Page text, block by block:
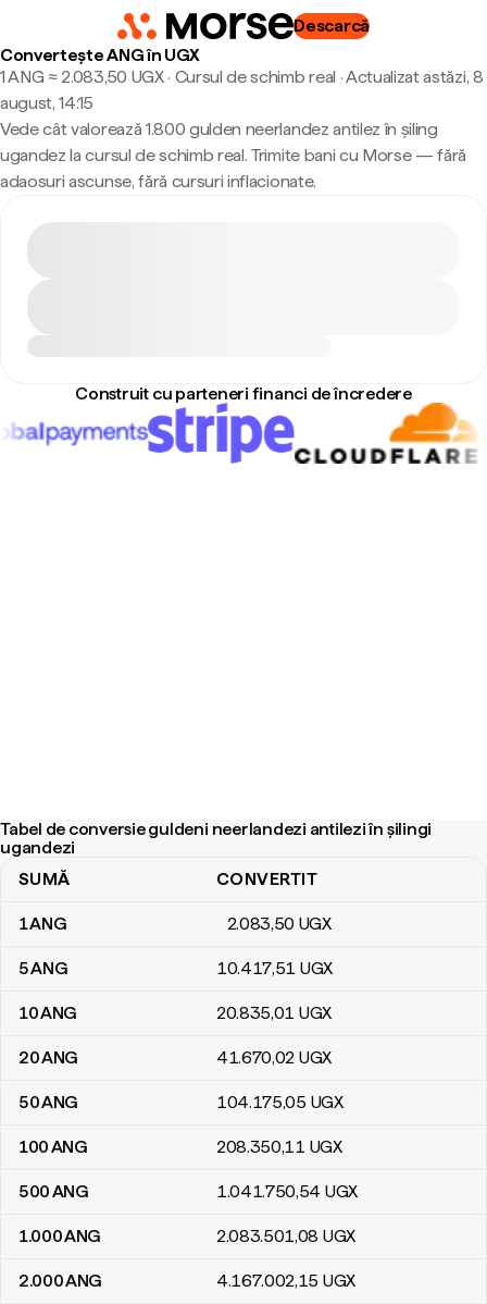
Descarcă
Convertește ANG în UGX
1 ANG ≈ 2.083,50 UGX · Cursul de schimb real ·Actualizat astăzi, 8
august, 14:15
Vede cât valorează 1.800 gulden neerlandez antilez în șiling
ugandez la cursul de schimb real. Trimite bani cu Morse — fără
adaosuri ascunse, fără cursuri inflacionate.
Construit cu parteneri financi de încredere
Tabel de conversie guldeni neerlandezi antilezi în șilingi
ugandezi
Tabel de conversie guldeni neerlandezi antilezi în șilingi ugandezi
SUMĂ CONVERTIT
1ANG 2.083,50 UGX
5ANG 10.417,51 UGX
10ANG 20.835,01 UGX
20ANG 41.670,02 UGX
50ANG 104.175,05 UGX
100ANG 208.350,11 UGX
500ANG 1.041.750,54 UGX
1.000ANG 2.083.501,08 UGX
2.000ANG 4.167.002,15 UGX